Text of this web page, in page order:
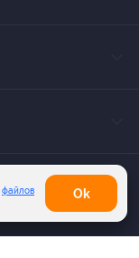
файлов
Оk